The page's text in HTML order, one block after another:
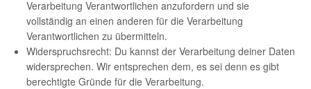
Verarbeitung Verantwortlichen anzufordern und sie
vollständig an einen anderen für die Verarbeitung
Verantwortlichen zu übermitteln.
Widerspruchsrecht: Du kannst der Verarbeitung deiner Daten
widersprechen. Wir entsprechen dem, es sei denn es gibt
berechtigte Gründe für die Verarbeitung.